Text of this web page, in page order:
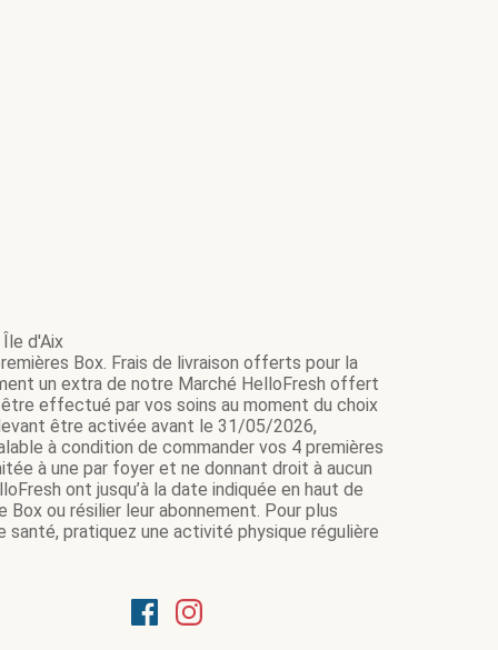
d'Aix
Box. Frais de livraison offerts pour la
un extra de notre Marché HelloFresh offert
effectué par vos soins au moment du choix
être activée avant le 31/05/2026,
à condition de commander vos 4 premières
à une par foyer et ne donnant droit à aucun
ont jusqu’à la date indiquée en haut de
ou résilier leur abonnement. Pour plus
pratiquez une activité physique régulière